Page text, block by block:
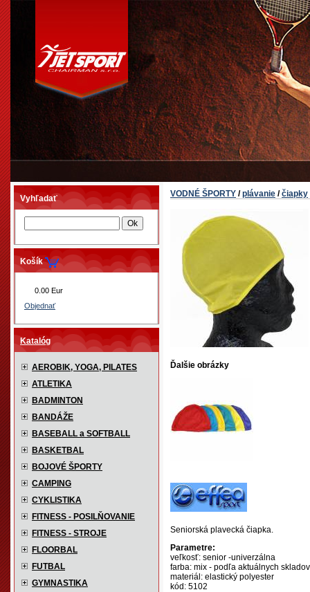
Vyhľadať
Košík
0.00 Eur
Objednať
Katalóg
AEROBIK, YOGA, PILATES
ATLETIKA
BADMINTON
BANDÁŽE
BASEBALL a SOFTBALL
BASKETBAL
BOJOVÉ ŠPORTY
CAMPING
CYKLISTIKA
FITNESS - POSILŇOVANIE
FITNESS - STROJE
FLOORBAL
FUTBAL
GYMNASTIKA
VODNÉ ŠPORTY /plávanie /čiapky
Ďalšie obrázky
Seniorská plavecká čiapka.
Parametre:
veľkosť: senior -univerzálna
farba: mix - podľa aktuálnych
materiál: elastický polyester
kód: 5102